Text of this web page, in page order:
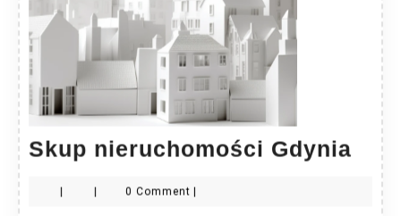
Skup nieruchomości Gdynia
0 Comment